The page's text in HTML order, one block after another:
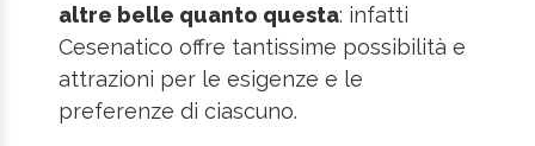
altre belle quanto questa: infatti
Cesenatico offre tantissime possibilità e
attrazioni per le esigenze e le
preferenze di ciascuno.